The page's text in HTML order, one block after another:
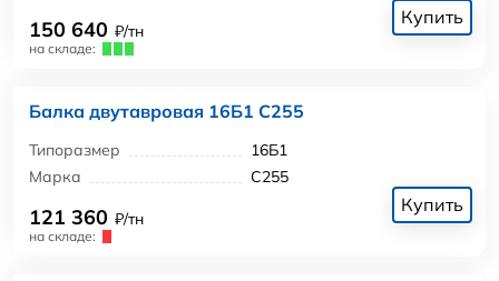
150 640 ₽/тн
на складе:
Купить
Балка двутавровая 16Б1 С255
Типоразмер
16Б1
Марка
С255
121 360 ₽/тн
на складе:
Купить